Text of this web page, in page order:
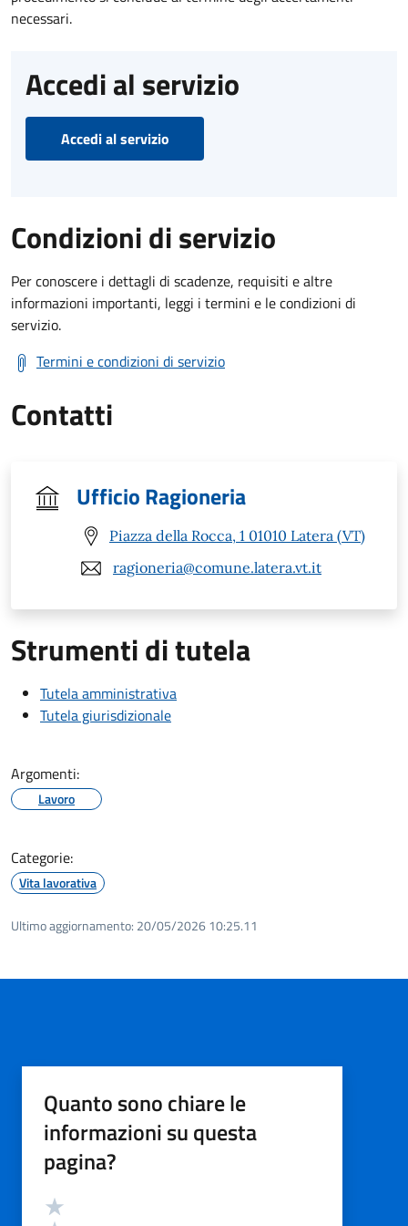
necessari.
Accedi al servizio
Accedi al servizio
Condizioni di servizio
Per conoscere i dettagli di scadenze, requisiti e altre
informazioni importanti, leggi i termini e le condizioni di
servizio.
Termini e condizioni di servizio
Contatti
Ufficio Ragioneria
Piazza della Rocca, 1 01010 Latera (VT)
ragioneria@comune.latera.vt.it
Strumenti di tutela
Tutela amministrativa
Tutela giurisdizionale
Argomenti:
Lavoro
Categorie:
Vita lavorativa
Ultimo aggiornamento: 20/05/2026 10:25.11
Quanto sono chiare le
informazioni su questa
pagina?
Valutazione